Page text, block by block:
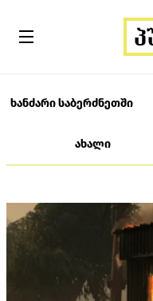
ხანძარი საბერძნეთში
ახალი